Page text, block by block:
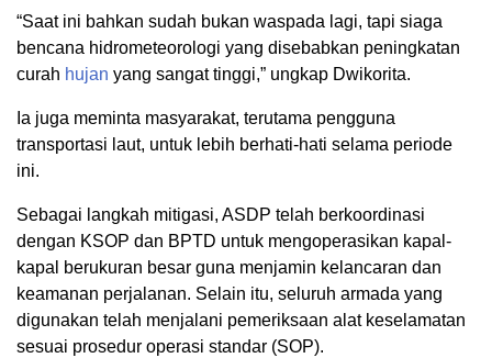
“Saat ini bahkan sudah bukan waspada lagi, tapi siaga
bencana hidrometeorologi yang disebabkan peningkatan
curah hujan yang sangat tinggi,” ungkap Dwikorita.
Ia juga meminta masyarakat, terutama pengguna
transportasi laut, untuk lebih berhati-hati selama periode
ini.
Sebagai langkah mitigasi, ASDP telah berkoordinasi
dengan KSOP dan BPTD untuk mengoperasikan kapal-
kapal berukuran besar guna menjamin kelancaran dan
keamanan perjalanan. Selain itu, seluruh armada yang
digunakan telah menjalani pemeriksaan alat keselamatan
sesuai prosedur operasi standar (SOP).